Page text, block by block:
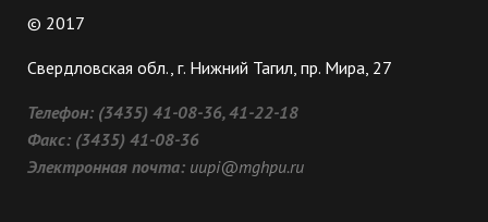
© 2017
Свердловская обл., г. Нижний Тагил, пр. Мира, 27
Телефон: (3435) 41-08-36, 41-22-18
Факс: (3435) 41-08-36
Электронная почта: uupi@mghpu.ru